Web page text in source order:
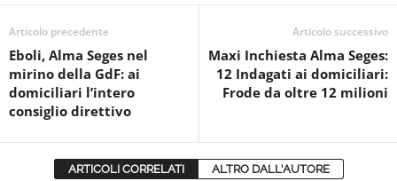
Articolo precedente
Eboli, Alma Seges nel
mirino della GdF: ai
domiciliari l’intero
consiglio direttivo
Articolo successivo
Maxi Inchiesta Alma Seges:
12 Indagati ai domiciliari:
Frode da oltre 12 milioni
ARTICOLI CORRELATI ALTRO DALL'AUTORE